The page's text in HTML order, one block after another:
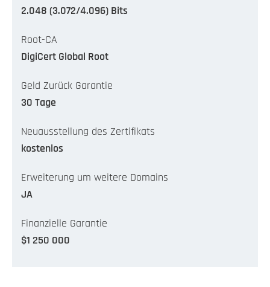
2.048 (3.072/4.096) Bits
Root-CA
DigiCert Global Root
Geld Zurück Garantie
30 Tage
Neuausstellung des Zertifikats
kostenlos
Erweiterung um weitere Domains
JA
Finanzielle Garantie
$1 250 000